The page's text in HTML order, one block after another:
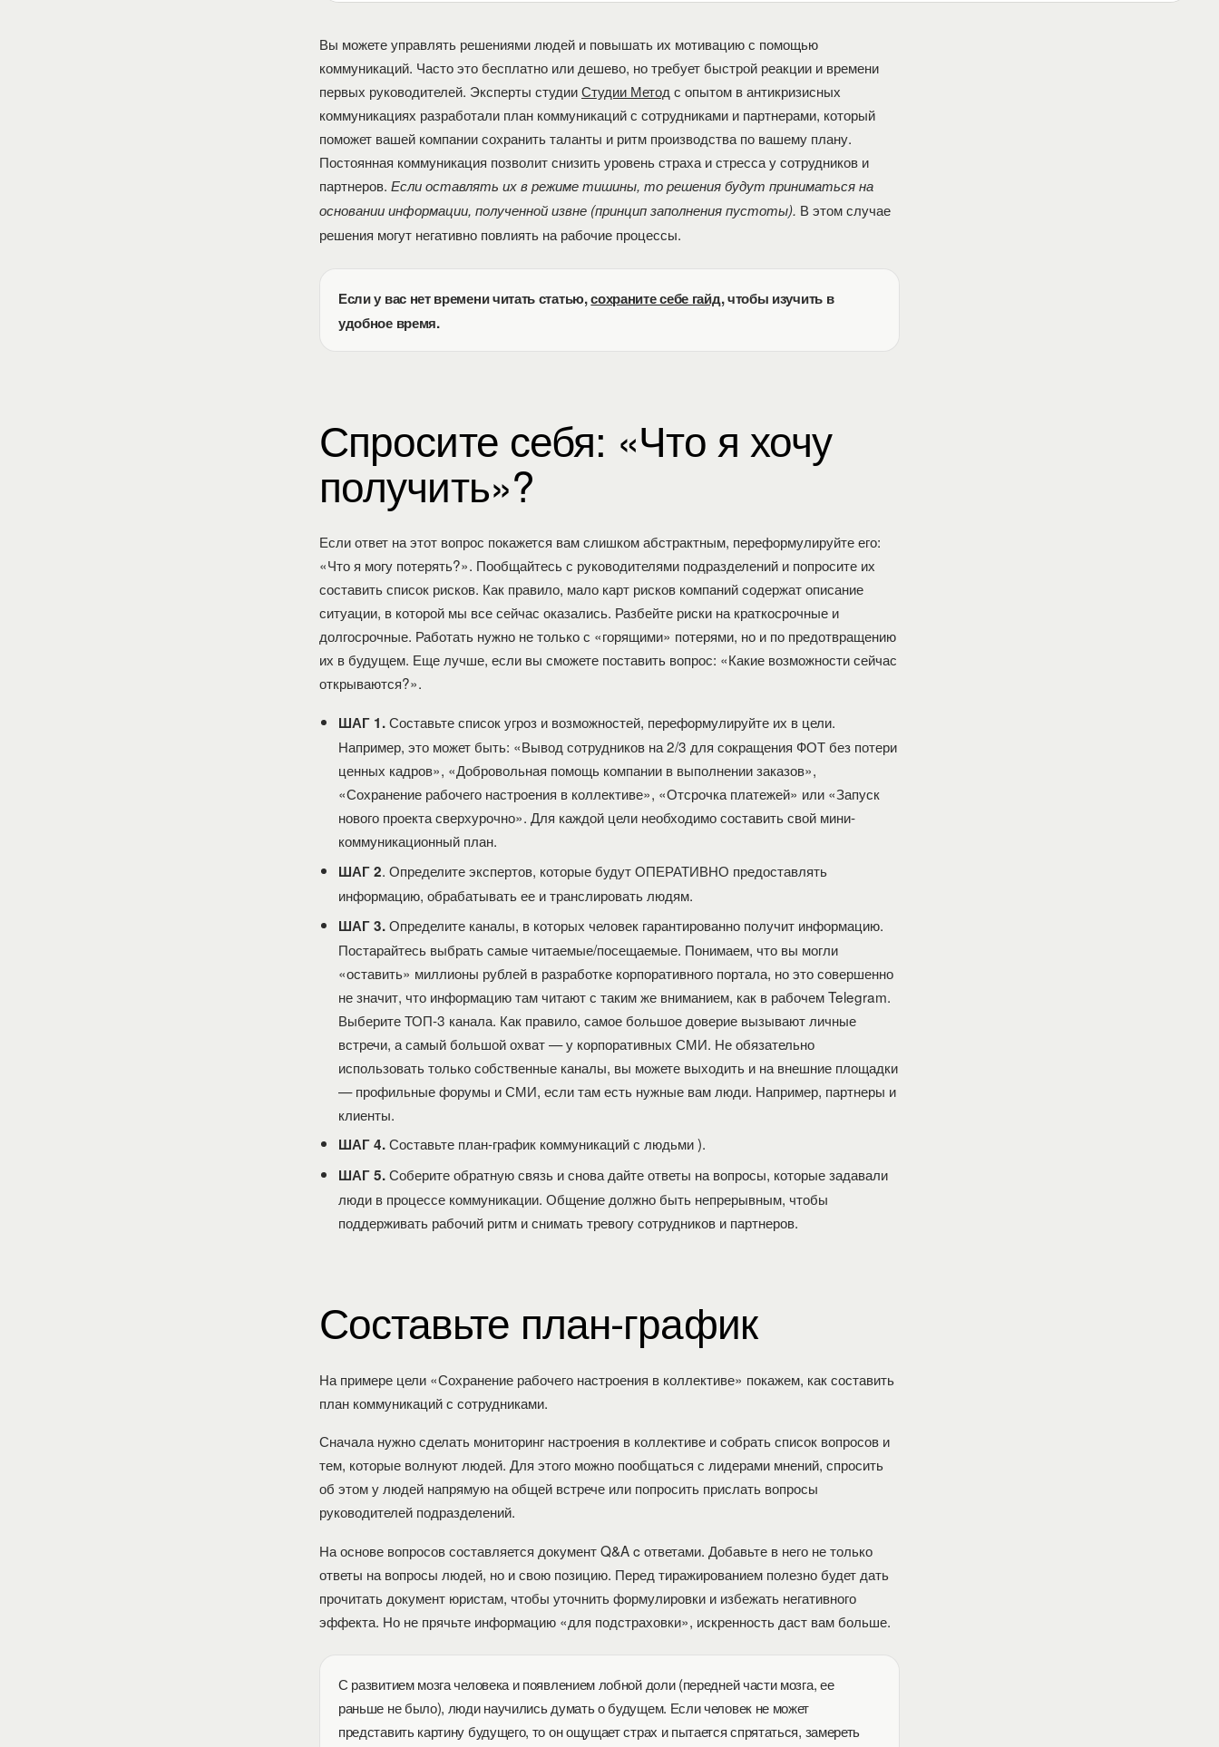
Вы можете управлять решениями людей и повышать их мотивацию с помощью
коммуникаций. Часто это бесплатно или дешево, но требует быстрой реакции и времени
первых руководителей. Эксперты студииСтудии Методс опытом в антикризисных
коммуникациях разработали план коммуникаций с сотрудниками и партнерами, который
поможет вашей компании сохранить таланты и ритм производства по вашему плану.
Постоянная коммуникация позволит снизить уровень страха и стресса у сотрудников и
партнеров. Если оставлять их в режиме тишины, то решения будут приниматься на
основании информации, полученной извне (принцип заполнения пустоты). В этом случае
решения могут негативно повлиять на рабочие процессы.
Если у вас нет времени читать статью,сохраните себе гайд, чтобы изучить в
удобное время.
Спросите себя: «Что я хочу
получить»?
Если ответ на этот вопрос покажется вам слишком абстрактным, переформулируйте его:
«Что я могу потерять?». Пообщайтесь с руководителями подразделений и попросите их
составить список рисков. Как правило, мало карт рисков компаний содержат описание
ситуации, в которой мы все сейчас оказались. Разбейте риски на краткосрочные и
долгосрочные. Работать нужно не только с «горящими» потерями, но и по предотвращению
их в будущем. Еще лучше, если вы сможете поставить вопрос: «Какие возможности сейчас
открываются?».
ШАГ 1.Составьте список угроз и возможностей, переформулируйте их в цели.
Например, это может быть: «Вывод сотрудников на 2/3 для сокращения ФОТ без потери
ценных кадров», «Добровольная помощь компании в выполнении заказов»,
«Сохранение рабочего настроения в коллективе», «Отсрочка платежей» или «Запуск
нового проекта сверхурочно». Для каждой цели необходимо составить свой мини-
коммуникационный план.
ШАГ 2. Определите экспертов, которые будут ОПЕРАТИВНО предоставлять
информацию, обрабатывать ее и транслировать людям.
ШАГ 3.Определите каналы, в которых человек гарантированно получит информацию.
Постарайтесь выбрать самые читаемые/посещаемые. Понимаем, что вы могли
«оставить» миллионы рублей в разработке корпоративного портала, но это совершенно
не значит, что информацию там читают с таким же вниманием, как в рабочем Telegram.
Выберите ТОП-3 канала. Как правило, самое большое доверие вызывают личные
встречи, а самый большой охват — у корпоративных СМИ. Не обязательно
использовать только собственные каналы, вы можете выходить и на внешние площадки
— профильные форумы и СМИ, если там есть нужные вам люди. Например, партнеры и
клиенты.
ШАГ 4.Составьте план-график коммуникаций с людьми ).
ШАГ 5.Соберите обратную связь и снова дайте ответы на вопросы, которые задавали
люди в процессе коммуникации. Общение должно быть непрерывным, чтобы
поддерживать рабочий ритм и снимать тревогу сотрудников и партнеров.
Составьте план-график
На примере цели «Сохранение рабочего настроения в коллективе» покажем, как составить
план коммуникаций с сотрудниками.
Сначала нужно сделать мониторинг настроения в коллективе и собрать список вопросов и
тем, которые волнуют людей. Для этого можно пообщаться с лидерами мнений, спросить
об этом у людей напрямую на общей встрече или попросить прислать вопросы
руководителей подразделений.
На основе вопросов составляется документ Q&A c ответами. Добавьте в него не только
ответы на вопросы людей, но и свою позицию. Перед тиражированием полезно будет дать
прочитать документ юристам, чтобы уточнить формулировки и избежать негативного
эффекта. Но не прячьте информацию «для подстраховки», искренность даст вам больше.
С развитием мозга человека и появлением лобной доли (передней части мозга, ее
раньше не было), люди научились думать о будущем. Если человек не может
представить картину будущего, то он ощущает страх и пытается спрятаться, замереть